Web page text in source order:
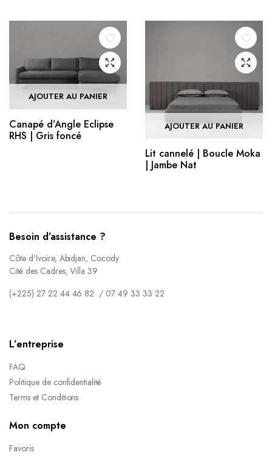
AJOUTER AU PANIER
Canapé d’Angle Eclipse
RHS | Gris foncé
AJOUTER AU PANIER
Lit cannelé | Boucle Moka
| Jambe Nat
Besoin d’assistance ?
Côte d’Ivoire, Abidjan, Cocody
Cité des Cadres, Villa 39
(+225) 27 22 44 46 82 / 07 49 33 33 22
L’entreprise
FAQ
Politique de confidentialité
Terms et Conditions
Mon compte
Favoris